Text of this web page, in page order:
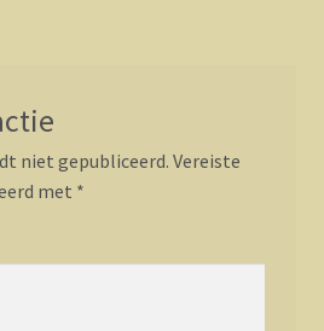
niet gepubliceerd. Vereiste
met *